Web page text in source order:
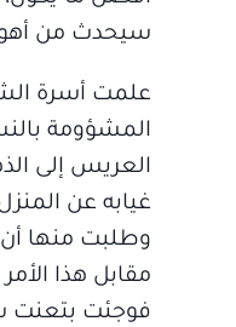
سيحدث من
علمت أسرة
المشؤومة
العريس إلى
غيابه عن
وطلبت منها
مقابل هذا
فوجئت بتعنت